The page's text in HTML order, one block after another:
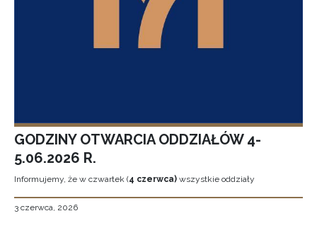
GODZINY OTWARCIA ODDZIAŁÓW 4-
5.06.2026 R.
Informujemy, że w czwartek (4 czerwca) wszystkie oddziały
3 czerwca, 2026